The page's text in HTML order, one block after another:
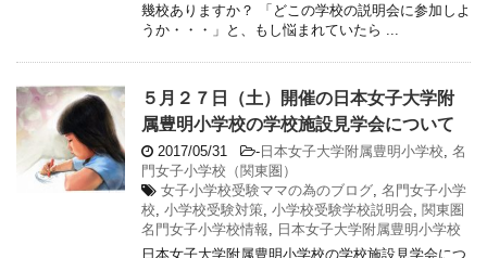
幾校ありますか？ 「どこの学校の説明会に参加しよ
うか・・・」と、もし悩まれていたら ...
５月２７日（土）開催の日本女子大学附
属豊明小学校の学校施設見学会について
2017/05/31 -日本女子大学附属豊明小学校 名
門女子小学校（関東圏）
女子小学校受験ママの為のブログ 名門女子小学
校 小学校受験対策 小学校受験学校説明会 関東圏
名門女子小学校情報
日本女子大学附属豊明小学校
日本女子大学附属豊明小学校の学校施設見学会につ